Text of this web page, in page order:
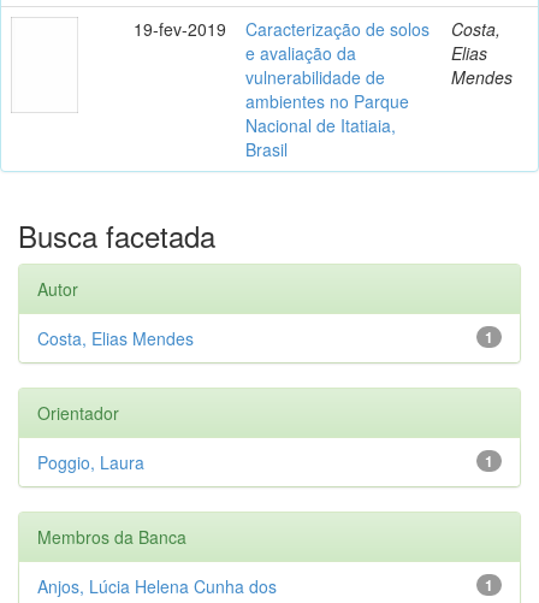
19-fev-2019
Caracterização de solos
e avaliação da
vulnerabilidade de
ambientes no Parque
Nacional de Itatiaia,
Brasil
Costa,
Elias
Mendes
Busca facetada
Autor
1
Costa, Elias Mendes
Orientador
1
Poggio, Laura
Membros da Banca
1
Anjos, Lúcia Helena Cunha dos